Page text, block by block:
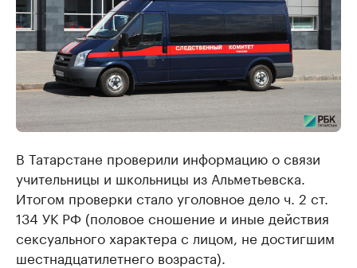
В Татарстане проверили информацию о связи
учительницы и школьницы из Альметьевска.
Итогом проверки стало уголовное дело ч. 2 ст.
134 УК РФ (половое сношение и иные действия
сексуального характера с лицом, не достигшим
шестнадцатилетнего возраста).